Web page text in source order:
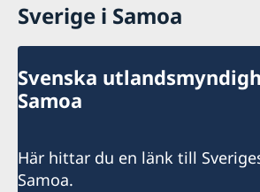
Sverige i Samoa
Svenska
Samoa
Här hittar du en länk till
Samoa.